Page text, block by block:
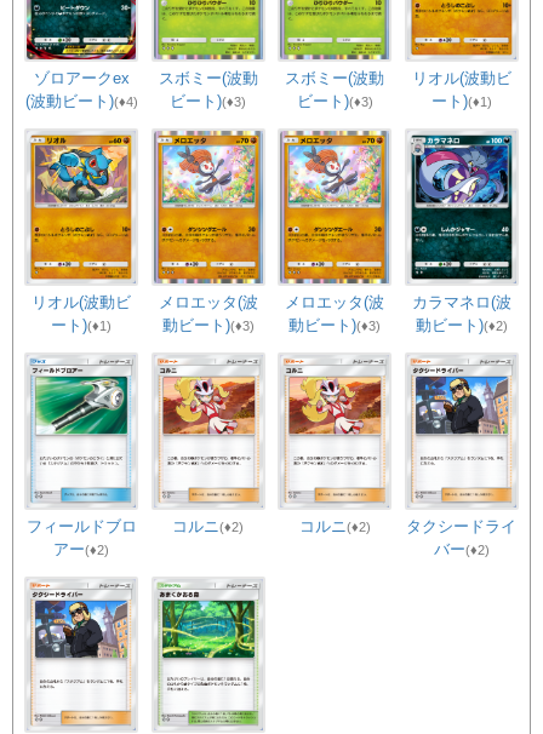
ゾロアークex
(波動ビート)(♦4)
スボミー(波動
ビート)(♦3)
スボミー(波動
ビート)(♦3)
リオル(波動ビ
ート)(♦1)
リオル(波動ビ
ート)(♦1)
メロエッタ(波
動ビート)(♦3)
メロエッタ(波
動ビート)(♦3)
カラマネロ(波
動ビート)(♦2)
フィールドブロ
アー(♦2)
コルニ(♦2) コルニ (♦2)
タクシードライ
バー(♦2)